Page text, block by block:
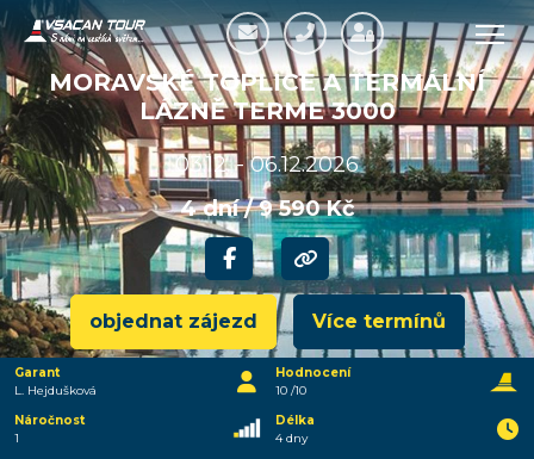
MORAVSKÉ TOPLICE A TERMÁLNÍ
LÁZNĚ TERME 3000
03.12. - 06.12.2026
4 dní / 9 590 Kč
objednat zájezd Více termínů
Garant
L. Hejdušková
Hodnocení
10 /10
Náročnost
1
Délka
4 dny